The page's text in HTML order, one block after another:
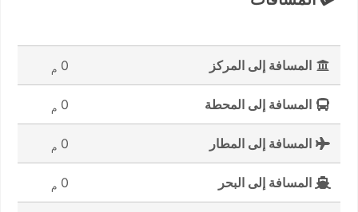
المسافة إلى المركز 0 م
المسافة إلى المحطة 0 م
المسافة إلى المطار 0 م
المسافة إلى البحر 0 م